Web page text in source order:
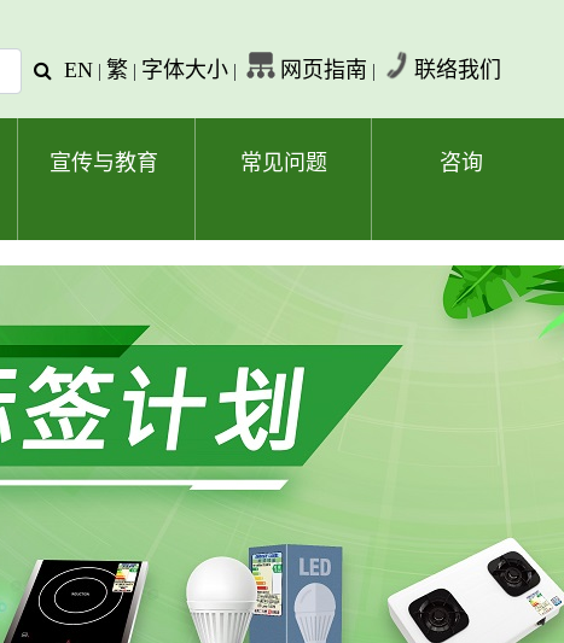
查
字
EN | 繁 | 字体大小 | 网页指南 | 联络我们
宣传与教育 常见问题 咨询